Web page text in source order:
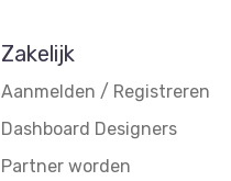
Zakelijk
Aanmelden / Registreren
Dashboard Designers
Partner worden